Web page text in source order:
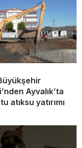
Ayvalık’ta
atıksu yatırımı